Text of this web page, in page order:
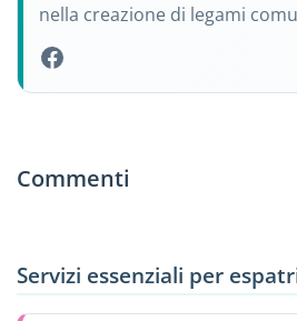
nella creazione di legami
Commenti
Servizi essenziali per